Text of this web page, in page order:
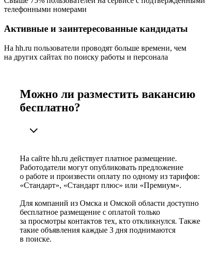
телефонными номерами
Активные и заинтересованные кандидаты
На hh.ru пользователи проводят больше времени, чем
на других сайтах по поиску работы и персонала
Можно ли разместить вакансию
бесплатно?
На сайте hh.ru действует платное размещение.
Работодатели могут опубликовать предложение
о работе и произвести оплату по одному из тарифов:
«Стандарт», «Стандарт плюс» или «Премиум».
Для компаний из Омска и Омской области доступно
бесплатное размещение с оплатой только
за просмотры контактов тех, кто откликнулся. Также
такие объявления каждые 3 дня поднимаются
в поиске.